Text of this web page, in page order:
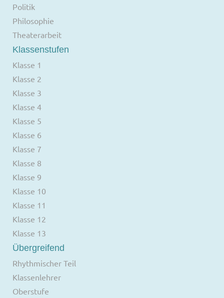
Politik
Philosophie
Theaterarbeit
Klassenstufen
Klasse 1
Klasse 2
Klasse 3
Klasse 4
Klasse 5
Klasse 6
Klasse 7
Klasse 8
Klasse 9
Klasse 10
Klasse 11
Klasse 12
Klasse 13
Übergreifend
Rhythmischer Teil
Klassenlehrer
Oberstufe